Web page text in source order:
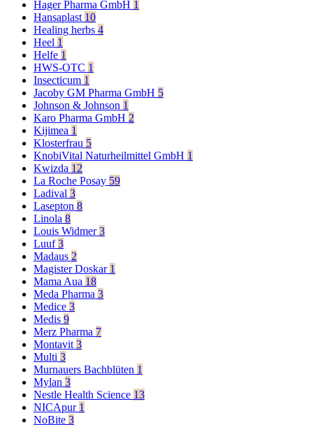
Hager Pharma GmbH 1
Hansaplast 10
Healing herbs 4
Heel 1
Helfe 1
HWS-OTC 1
Insecticum 1
Jacoby GM Pharma GmbH 5
Johnson & Johnson 1
Karo Pharma GmbH 2
Kijimea 1
Klosterfrau 5
KnobiVital Naturheilmittel GmbH 1
Kwizda 12
La Roche Posay 59
Ladival 3
Lasepton 8
Linola 8
Louis Widmer3
Luuf3
Madaus 2
Magister Doskar 1
Mama Aua 18
Meda Pharma 3
Medice 3
Medis 9
Merz Pharma 7
Montavit 3
Multi 3
Murnauers Bachblüten 1
Mylan 3
Nestle Health Science 13
NICApur 1
NoBite 3